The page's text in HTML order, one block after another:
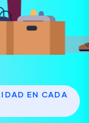
EN CADA